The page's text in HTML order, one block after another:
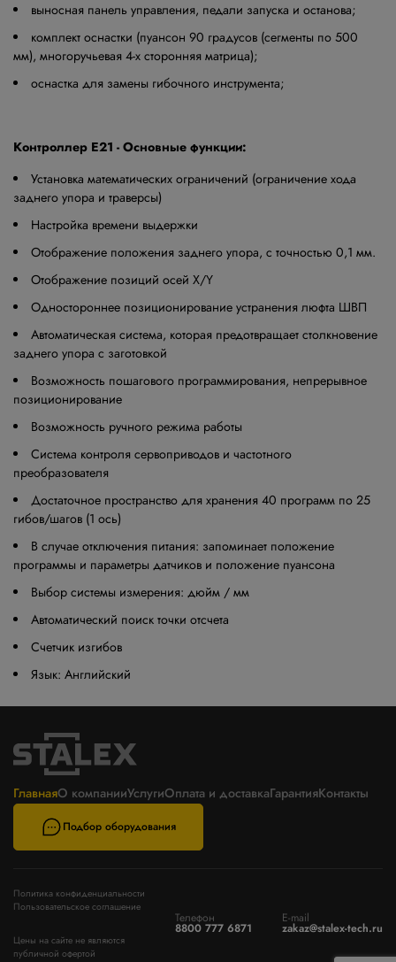
выносная панель управления, педали запуска и останова;
комплект оснастки (пуансон 90 градусов (сегменты по 500
мм), многоручьевая 4-х сторонняя матрица);
оснастка для замены гибочного инструмента;
Контроллер Е21 - Основные функции:
Установка математических ограничений (ограничение хода
заднего упора и траверсы)
Настройка времени выдержки
Отображение положения заднего упора, с точностью 0,1 мм.
Отображение позиций осей Х/Y
Одностороннее позиционирование устранения люфта ШВП
Автоматическая система, которая предотвращает столкновение
заднего упора с заготовкой
Возможность пошагового программирования, непрерывное
позиционирование
Возможность ручного режима работы
Система контроля сервоприводов и частотного
преобразователя
Достаточное пространство для хранения 40 программ по 25
гибов/шагов (1 ось)
В случае отключения питания: запоминает положение
программы и параметры датчиков и положение пуансона
Выбор системы измерения: дюйм / мм
Автоматический поиск точки отсчета
Счетчик изгибов
Язык: Английский
ГлавнаяО компанииУслугиОплата и доставкаГарантияКонтакты
Подбор оборудования
Политика конфиденциальности
Пользовательское соглашение
Цены на сайте не являются
публичной офертой
Телефон
8800 777 6871
E-mail
zakaz@stalex-tech.ru